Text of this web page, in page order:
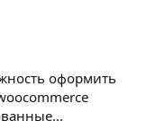
оформить